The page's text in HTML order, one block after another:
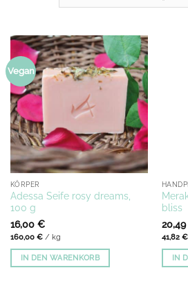
Vegan
KÖRPER
Adessa Seife rosy dreams,
100 g
16,00 €
160,00 €/ kg
IN DEN WARENKORB
bliss
20,49
41,82 €
IN